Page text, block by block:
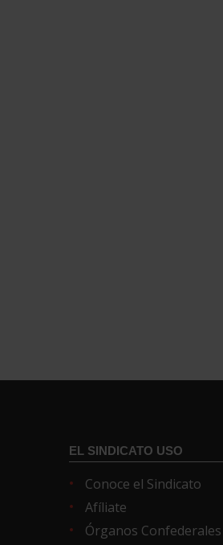
EL SINDICATO USO
Conoce el Sindicato
Afíliate
Órganos Confederales